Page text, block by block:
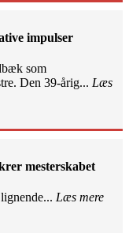
impulser
som
Den 39-årig... Læs
mesterskabet
Læs mere